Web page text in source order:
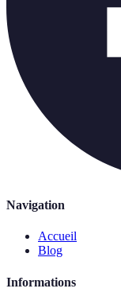
Navigation
Accueil
Blog
Informations